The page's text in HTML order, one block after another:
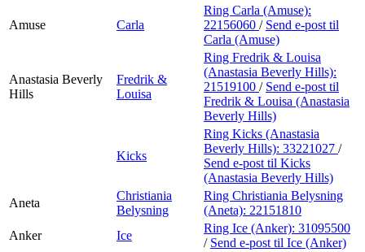
Amuse Carla
Ring Carla (Amuse):
22156060 / Send e-post til
Carla (Amuse)
Anastasia Beverly
Hills
Fredrik &
Louisa
Ring Fredrik & Louisa
(Anastasia Beverly Hills):
21519100 / Send e-post til
Fredrik & Louisa (Anastasia
Beverly Hills)
Kicks
Ring Kicks (Anastasia
Beverly Hills): 33221027 /
Send e-post til Kicks
(Anastasia Beverly Hills)
Aneta
Christiania
Belysning
Ring Christiania Belysning
(Aneta): 22151810
Anker
Ice
Ring Ice (Anker): 31095500
/ Send e-post til Ice (Anker)